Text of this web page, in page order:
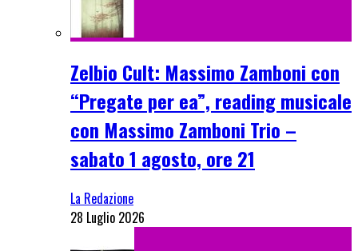
Zelbio Cult: Massimo Zamboni con
“Pregate per ea”, reading musicale
con Massimo Zamboni Trio –
sabato 1 agosto, ore 21
La Redazione
28 Luglio 2026